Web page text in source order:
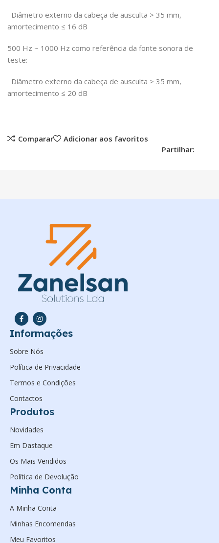
Diâmetro externo da cabeça de ausculta > 35 mm,
amortecimento ≤ 16 dB
500 Hz ~ 1000 Hz como referência da fonte sonora de
teste:
Diâmetro externo da cabeça de ausculta > 35 mm,
amortecimento ≤ 20 dB
Comparar
Adicionar aos favoritos
Partilhar:
Informações
Sobre Nós
Política de Privacidade
Termos e Condições
Contactos
Produtos
Novidades
Em Dastaque
Os Mais Vendidos
Política de Devolução
Minha Conta
A Minha Conta
Minhas Encomendas
Meu Favoritos